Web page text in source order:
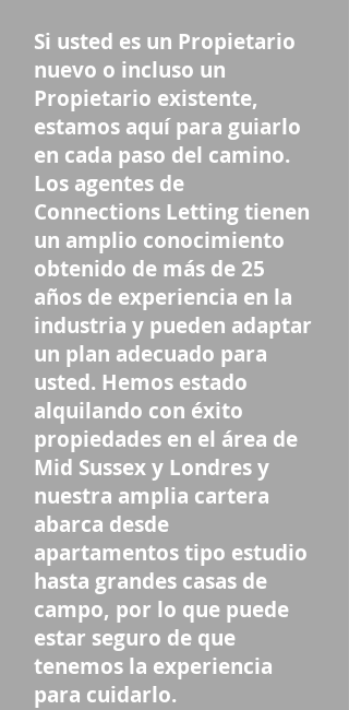
Si usted es un Propietario
nuevo o incluso un
Propietario existente,
estamos aquí para guiarlo
en cada paso del camino.
Los agentes de
Connections Letting tienen
un amplio conocimiento
obtenido de más de 25
años de experiencia en la
industria y pueden adaptar
un plan adecuado para
usted. Hemos estado
alquilando con éxito
propiedades en el área de
Mid Sussex y Londres y
nuestra amplia cartera
abarca desde
apartamentos tipo estudio
hasta grandes casas de
campo, por lo que puede
estar seguro de que
tenemos la experiencia
para cuidarlo.